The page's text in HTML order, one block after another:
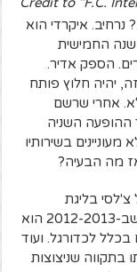
נרחיב. איקרדי הוא
זו השנה החמישית
127 משחקים הוא כבש 77 שערים. הספק אדיר.
יהיה חלוץ פותח
אחרי שרשם
השניה
בשירותיו
מה הבעיה?
בליגת
האלופות ב- 2006 בגיל 22, הוא לא האמין שב-2012-2013 הוא
לכדורגל. ועוד
בתקווה שניצוצות